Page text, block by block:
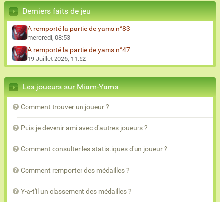
Derniers faits de jeu
A remporté la partie de yams n°83
mercredi, 08:53
A remporté la partie de yams n°47
19 Juillet 2026, 11:52
Les joueurs sur Miam-Yams
Comment trouver un joueur ?
Puis-je devenir ami avec d'autres joueurs ?
Comment consulter les statistiques d'un joueur ?
Comment remporter des médailles ?
Y-a-t'il un classement des médailles ?